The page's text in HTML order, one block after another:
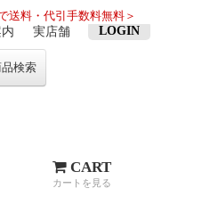
送料・代引手数料無料＞
実店舗 LOGIN
検索
CART
カートを見る